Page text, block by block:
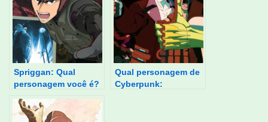
Spriggan: Qual
personagem você é?
Qual personagem de
Cyberpunk: